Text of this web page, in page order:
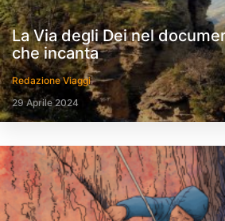
La Via degli Dei nel
che incanta
Redazione Viaggi
29 Aprile 2024